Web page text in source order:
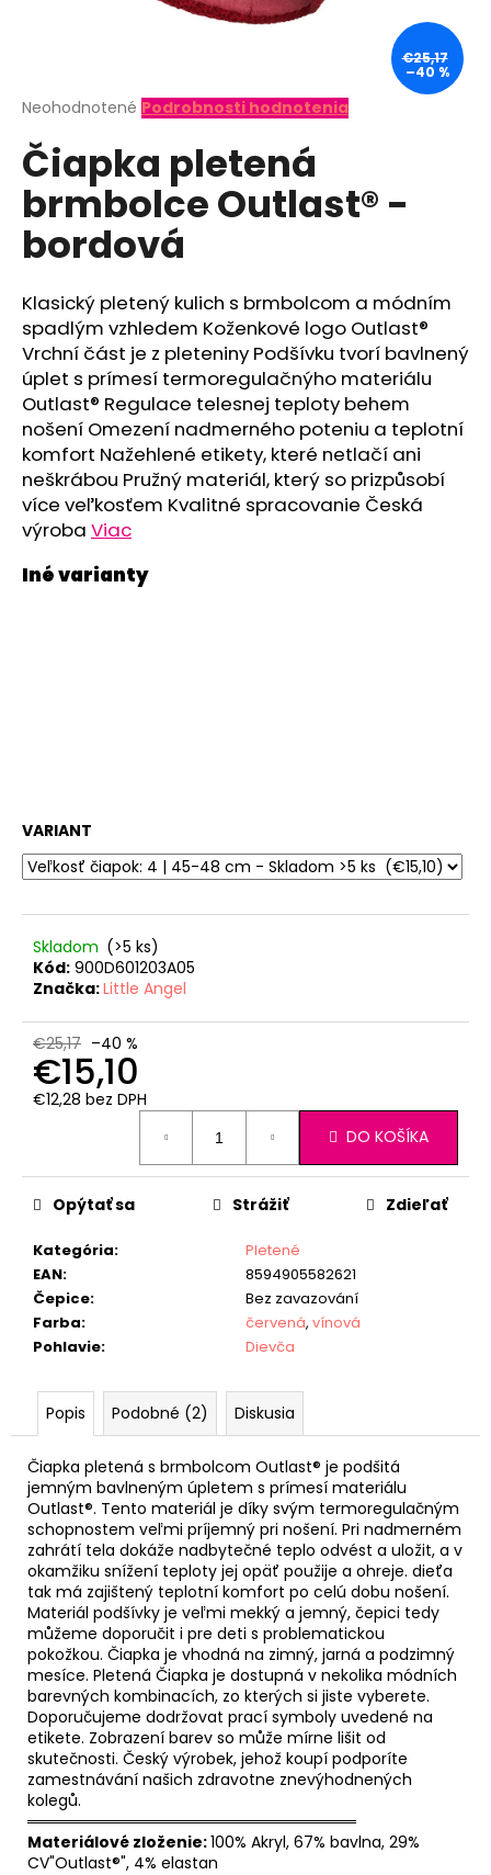
Priemerné
produktu
je
0,0
5
hviezdičiek.
Neohodnotené Podrobnosti hodnotenia
Čiapka pletená
brmbolce Outlast® -
bordová
Klasický pletený kulich s brmbolcom a módním
spadlým vzhledem Koženkové logo Outlast®
Vrchní část je z pleteniny Podšívku tvorí bavlnený
úplet s prímesí termoregulačnýho materiálu
Outlast® Regulace telesnej teploty behem
nošení Omezení nadmerného poteniu a teplotní
komfort Nažehlené etikety, které netlačí ani
neškrábou Pružný materiál, který so prizpůsobí
více veľkosťem Kvalitné spracovanie Česká
výroba Viac
VARIANT
Skladom (>5 ks)
Kód: 900D601203A05
Značka:Little Angel
€25,17 –40 %
€15,10
€12,28 bez DPH
DO KOŠÍKA
Kategória:
Pletené
EAN:
8594905582621
Čepice:
Bez zavazování
Farba: červená, vínová
Pohlavie: Dievča
Opýtať sa Strážiť Zdieľať
€25,17
–40 %
Popis Podobné (2) Diskusia
Čiapka pletená s brmbolcom Outlast® je podšitá
jemným bavlneným úpletem s prímesí materiálu
Outlast®. Tento materiál je díky svým termoregulačným
schopnostem veľmi príjemný pri nošení. Pri nadmerném
zahrátí tela dokáže nadbytečné teplo odvést a uložit, a v
okamžiku snížení teploty jej opäť použije a ohreje. dieťa
tak má zajištený teplotní komfort po celú dobu nošení.
Materiál podšívky je veľmi mekký a jemný, čepici tedy
můžeme doporučit i pre deti s problematickou
pokožkou. Čiapka je vhodná na zimný, jarná a podzimný
mesíce. Pletená Čiapka je dostupná v nekolika módních
barevných kombinacích, zo kterých si jiste vyberete.
Doporučujeme dodržovat prací symboly uvedené na
etikete. Zobrazení barev so může mírne lišit od
skutečnosti. Český výrobek, jehož koupí podporíte
zamestnávání našich zdravotne znevýhodnených
kolegů.
══════════════════════════════
Materiálové zloženie:100% Akryl, 67% bavlna, 29%
CV"Outlast®", 4% elastan
ť
?
O
d
p
o
r
ú
č
a
m
e